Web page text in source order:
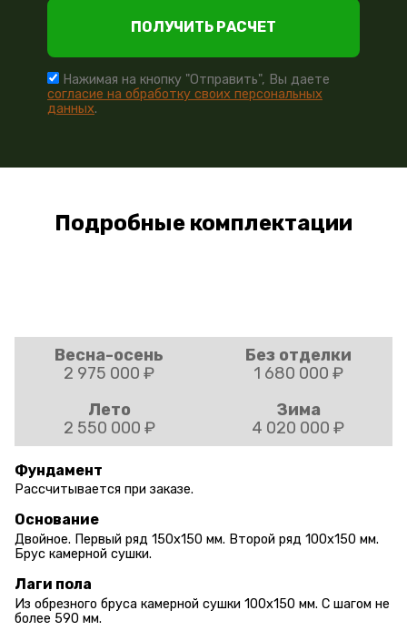
ПОЛУЧИТЬ РАСЧЕТ
Нажимая на кнопку "Отправить", Вы даете
согласие на обработку своих персональных
данных.
Подробные комплектации
Весна-осень
2 975 000 ₽
Без отделки
1 680 000 ₽
Лето
2 550 000 ₽
Зима
4 020 000 ₽
Фундамент
Рассчитывается при заказе.
Основание
Двойное. Первый ряд 150х150 мм. Второй ряд 100х150 мм.
Брус камерной сушки.
Лаги пола
Из обрезного бруса камерной сушки 100х150 мм. С шагом не
более 590 мм.